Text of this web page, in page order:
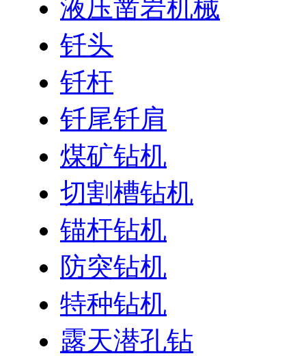
液压凿岩机械
钎头
钎杆
钎尾钎肩
煤矿钻机
切割槽钻机
锚杆钻机
防突钻机
特种钻机
露天潜孔钻